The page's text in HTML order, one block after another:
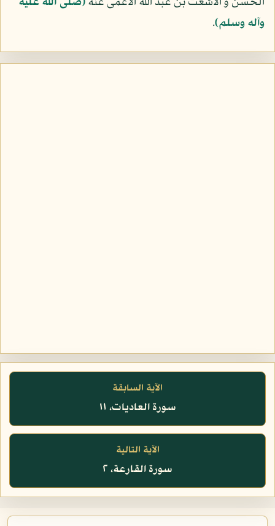
وآله وسلم).
الآية السابقة
سورة العاديات، ١١
الآية التالية
سورة القارعة، ٢